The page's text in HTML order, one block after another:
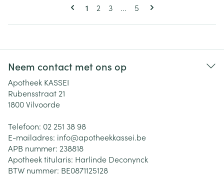
Pagina's
U lees momenteel pagina
1 Pagina
2 Pagina
3 ... Pagina
5
Neem contact met ons op
Apotheek KASSEI
Rubensstraat 21
1800Vilvoorde
Telefoon: 02 251 38 98
E-mailadres: info@apotheekkassei.be
APB nummer: 238818
Apotheek titularis: Harlinde Deconynck
BTW nummer: BE0871125128